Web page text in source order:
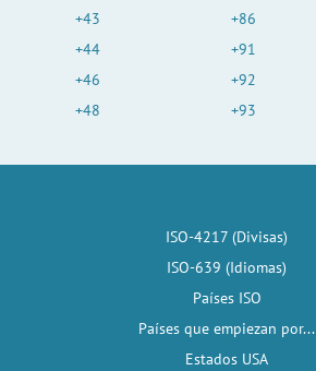
+43
+44
+46
+48
+86
+91
+92
+93
ISO-4217 (Divisas)
ISO-639 (Idiomas)
Países ISO
Países que empiezan por...
Estados USA